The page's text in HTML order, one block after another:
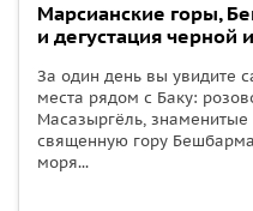
Марсианские горы,
и дегустация черной
За один день вы увидите
места рядом с Баку:
Масазыргёль,
священную гору
моря...